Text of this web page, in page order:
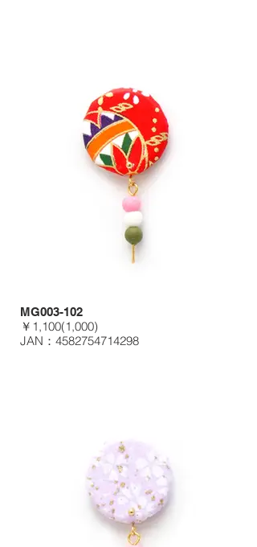
MG003-102
￥1,100(1,000)
JAN：4582754714298